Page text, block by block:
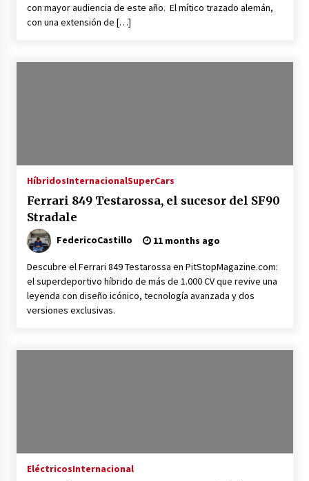
con mayor audiencia de este año. El mítico trazado alemán,
con una extensión de […]
HíbridosInternacionalSuperCars
Ferrari 849 Testarossa, el sucesor del SF90
Stradale
FedericoCastillo 11 months ago
Descubre el Ferrari 849 Testarossa en PitStopMagazine.com:
el superdeportivo híbrido de más de 1.000 CV que revive una
leyenda con diseño icónico, tecnología avanzada y dos
versiones exclusivas.
EléctricosInternacional